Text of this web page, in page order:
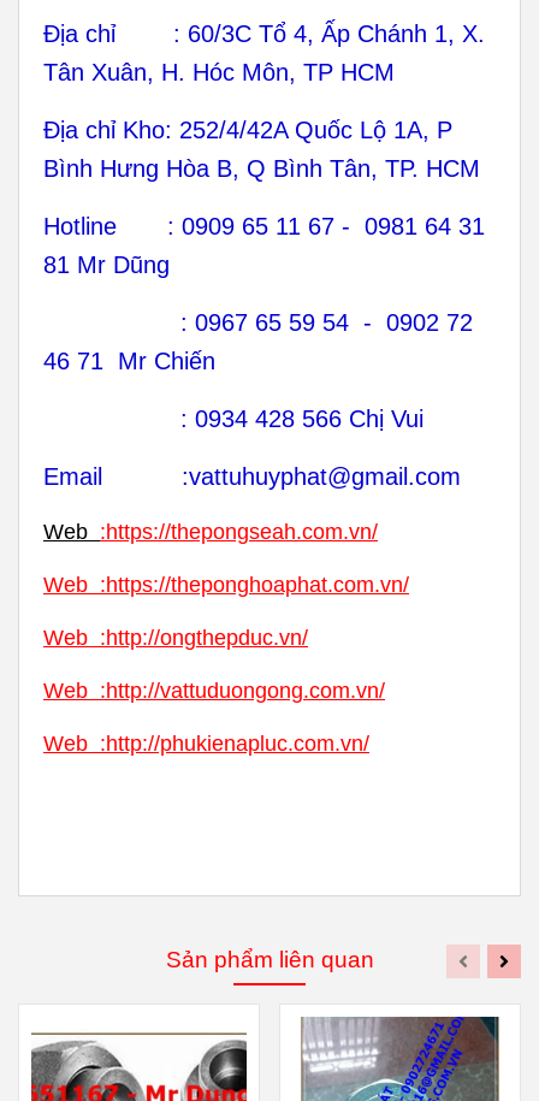
Địa chỉ : 60/3C Tổ 4, Ấp Chánh 1, X.
Tân Xuân, H. Hóc Môn, TP HCM
Địa chỉ Kho: 252/4/42A Quốc Lộ 1A, P
Bình Hưng Hòa B, Q Bình Tân, TP. HCM
Hotline : 0909 65 11 67 - 0981 64 31
81 Mr Dũng
: 0967 65 59 54 - 0902 72
46 71 Mr Chiến
: 0934 428 566 Chị Vui
Email :vattuhuyphat@gmail.com
Web :https://thepongseah.com.vn/
Web :https://theponghoaphat.com.vn/
Web :http://ongthepduc.vn/
Web :http://vattuduongong.com.vn/
Web :http://phukienapluc.com.vn/
Sản phẩm liên quan